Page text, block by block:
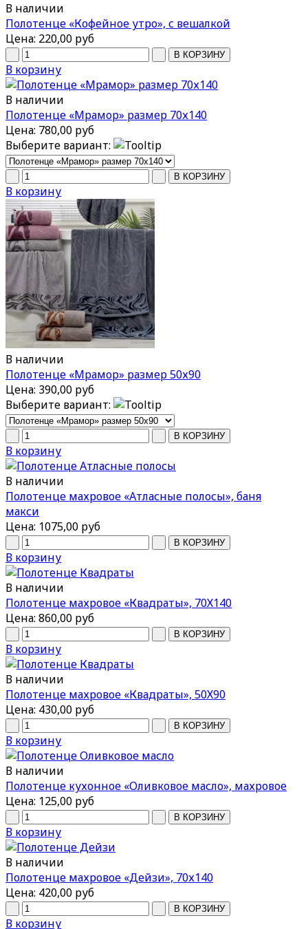
В наличии
Полотенце «Кофейное утро», с вешалкой
Цена: 220,00 руб
В корзину
В наличии
Полотенце «Мрамор» размер 70х140
Цена: 780,00 руб
Выберите вариант:
В корзину
В наличии
Полотенце «Мрамор» размер 50х90
Цена: 390,00 руб
Выберите вариант:
В корзину
В наличии
Полотенце махровое «Атласные полосы», баня
макси
Цена: 1075,00 руб
В корзину
В наличии
Полотенце махровое «Квадраты», 70Х140
Цена: 860,00 руб
В корзину
В наличии
Полотенце махровое «Квадраты», 50Х90
Цена: 430,00 руб
В корзину
В наличии
Полотенце кухонное «Оливковое масло», махровое
Цена: 125,00 руб
В корзину
В наличии
Полотенце махровое «Дейзи», 70х140
Цена: 420,00 руб
В корзину